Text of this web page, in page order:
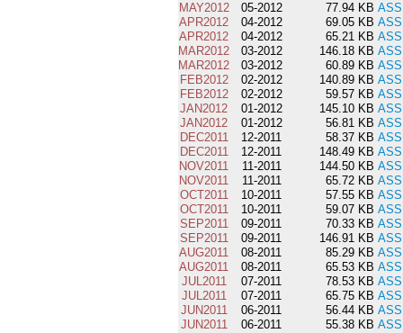
MAY2012
05-2012 77.94 KB
APR2012
04-2012 69.05 KB
APR2012
04-2012 65.21 KB
MAR2012
03-2012 146.18 KB
MAR2012
03-2012 60.89 KB
FEB2012
02-2012 140.89 KB
FEB2012
02-2012 59.57 KB
JAN2012
01-2012 145.10 KB
JAN2012
01-2012 56.81 KB
DEC2011
12-2011 58.37 KB
DEC2011
12-2011 148.49 KB
NOV2011
11-2011 144.50 KB
NOV2011
11-2011 65.72 KB
OCT2011
10-2011 57.55 KB
OCT2011
10-2011 59.07 KB
SEP2011
09-2011 70.33 KB
SEP2011
09-2011 146.91 KB
AUG2011
08-2011 85.29 KB
AUG2011
08-2011 65.53 KB
JUL2011
07-2011 78.53 KB
JUL2011
07-2011 65.75 KB
JUN2011
06-2011 56.44 KB
JUN2011
06-2011 55.38 KB